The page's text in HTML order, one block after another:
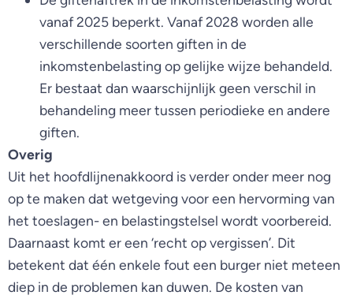
vanaf 2025 beperkt. Vanaf 2028 worden alle
verschillende soorten giften in de
inkomstenbelasting op gelijke wijze behandeld.
Er bestaat dan waarschijnlijk geen verschil in
behandeling meer tussen periodieke en andere
giften.
Overig
Uit het hoofdlijnenakkoord is verder onder meer nog
op te maken dat wetgeving voor een hervorming van
het toeslagen- en belastingstelsel wordt voorbereid.
Daarnaast komt er een ‘recht op vergissen’. Dit
betekent dat één enkele fout een burger niet meteen
diep in de problemen kan duwen. De kosten van